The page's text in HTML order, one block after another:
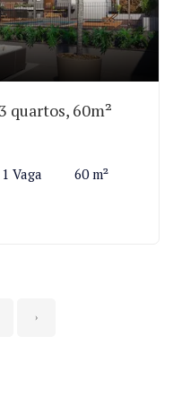
quartos, 60m²
1 Vaga 60 m²
›